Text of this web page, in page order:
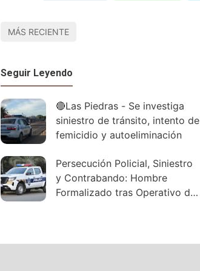
MÁS RECIENTE
Seguir Leyendo
🔴Las Piedras - Se investiga
siniestro de tránsito, intento de
femicidio y autoeliminación
Persecución Policial, Siniestro
y Contrabando: Hombre
Formalizado tras Operativo de